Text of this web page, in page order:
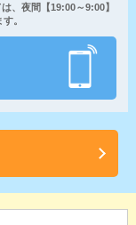
、夜間【19:00～9:00】
。